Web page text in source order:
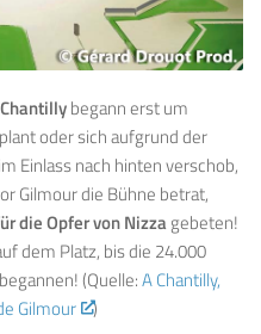
begann erst um
oder sich aufgrund der
Einlass nach hinten verschob,
Gilmour die Bühne betrat,
die Opfer von Nizzagebeten!
dem Platz, bis die 24.000
(Quelle:A Chantilly,
Gilmour
)